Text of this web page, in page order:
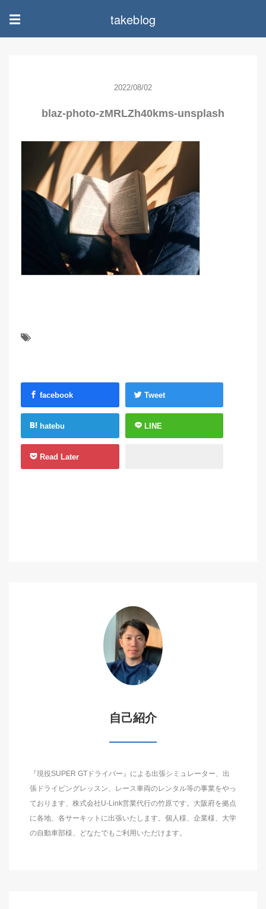
☰ takeblog
2022/08/02
blaz-photo-zMRLZh40kms-unsplash
facebook Tweet
hatebu LINE
Read Later
自己紹介
『現役SUPER GTドライバー』による出張シミュレーター、出
張ドライビングレッスン、レース車両のレンタル等の事業をやっ
ております、株式会社U-Link営業代行の竹原です。大阪府を拠点
に各地、各サーキットに出張いたします。個人様、企業様、大学
の自動車部様、どなたでもご利用いただけます。